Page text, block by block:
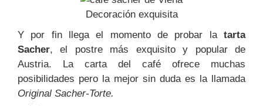
Decoración exquisita
Y por fin llega el momento de probar la tarta
Sacher, el postre más exquisito y popular de
Austria. La carta del café ofrece muchas
posibilidades pero la mejor sin duda es la llamada
Original Sacher-Torte.